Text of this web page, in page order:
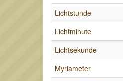
Lichtstunde
Lichtminute
Lichtsekunde
Myriameter